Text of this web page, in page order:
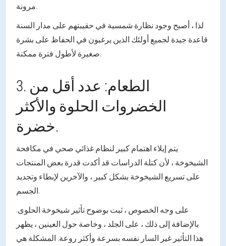
مرونة.
لذا ، أصبح وجود نظارة شمسية في حقيبتهم على مدار السنة
قاعدة جيدة لجميع أولئك الذين يرغبون في الحفاظ على بشرة
صغيرة لأطول فترة ممكنة.
3. الطعام: عدد أقل من
الخضروات الحلوة والأكثر
خضرة.
يتم إيلاء اهتمام كبير لنظام غذائي صحي في مكافحة
الشيخوخة ، لأن كتلة الدراسات قد أكدت قدرة بعض المنتجات
على تسريع الشيخوخة بشكل كبير ، والآخرين لإبطاء وتجديد
الجسم.
على وجه الخصوص ، ثبت بوضوح تأثير شيخوخة الحلوى.
بالإضافة إلى ذلك ، على الجلد ، وخاصة حول العينين ، يظهر
هذا التأثير غير السار نفسه بسرعة وأكثر روعة. المشكلة هي